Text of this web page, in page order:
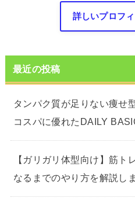
詳しいプロフ
最近の投稿
タンパク質が足りない痩せ
コスパに優れたDAILY
【ガリガリ体型向け】筋ト
なるまでのやり方を解説し